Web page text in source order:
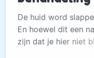
De huid word
En hoewel dit een
zijn dat je hier niet